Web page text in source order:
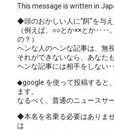
This message is written in
◆頭のおかしい人に“餌”を与え
（例えば、○○とか××とか‥‥
の？）
ヘンな人のヘンな記事は、無
それができないなら、あなた
ヘンな記事には相手をしない
◆google を使って投稿すると
ます。
なるべく、普通のニュースサ
◆本名を名乗る必要はありま
は